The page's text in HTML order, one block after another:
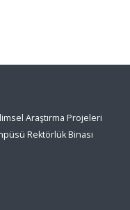
Araştırma Projeleri
Rektörlük Binası